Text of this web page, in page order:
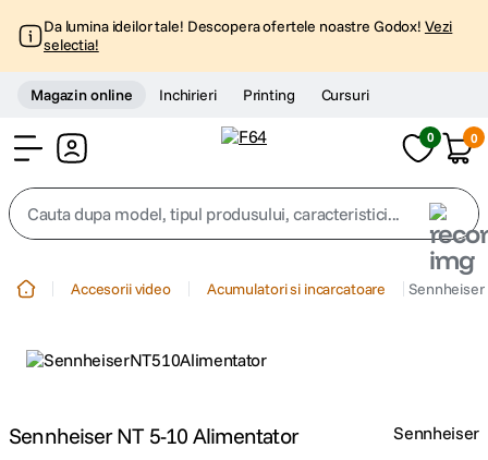
Da lumina ideilor tale! Descopera ofertele noastre Godox! Vezi
selectia!
Magazin online Inchirieri Printing Cursuri
0 0
Cauta dupa model, tipul produsului, caracteristici...
3. trepied telefon
Accesorii video Acumulatori si incarcatoare
Sennheiser NT 5-10 Alimentator Sennheiser